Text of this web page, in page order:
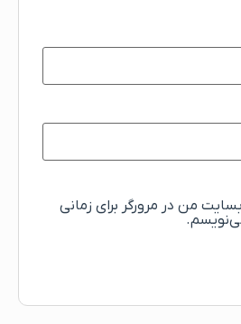
من در مرورگر برای زمانی